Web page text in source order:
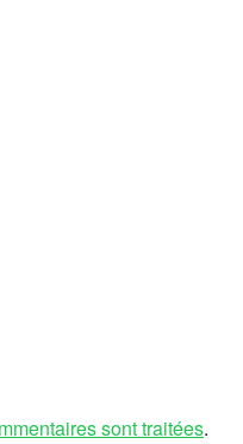
sont traitées.